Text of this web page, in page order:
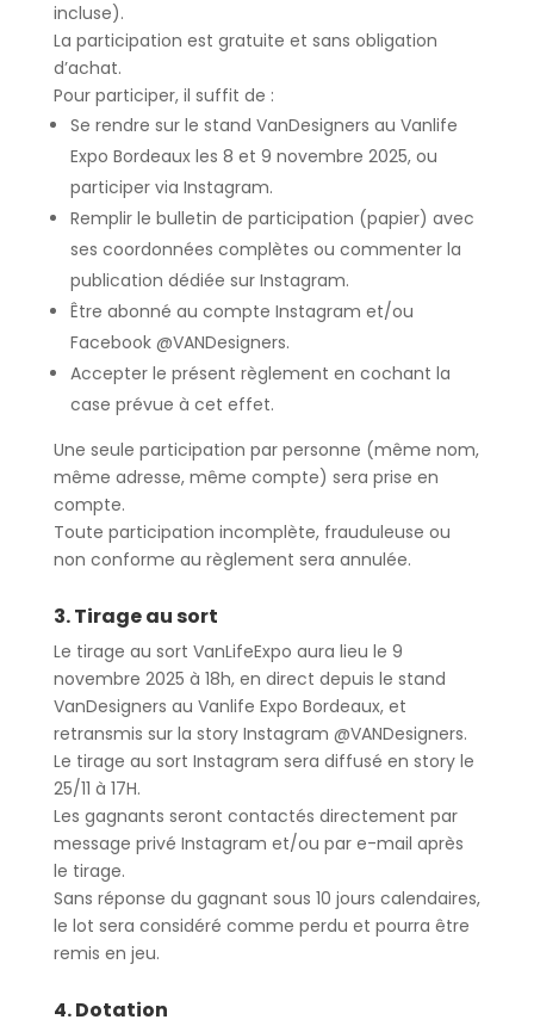
incluse).
La participation est gratuite et sans obligation
d’achat.
Pour participer, il suffit de :
Se rendre sur le stand VanDesigners au Vanlife
Expo Bordeaux les 8 et 9 novembre 2025, ou
participer via Instagram.
Remplir le bulletin de participation (papier) avec
ses coordonnées complètes ou commenter la
publication dédiée sur Instagram.
Être abonné au compte Instagram et/ou
Facebook @VANDesigners.
Accepter le présent règlement en cochant la
case prévue à cet effet.
Une seule participation par personne (même nom,
même adresse, même compte) sera prise en
compte.
Toute participation incomplète, frauduleuse ou
non conforme au règlement sera annulée.
3. Tirage au sort
Le tirage au sort VanLifeExpo aura lieu le 9
novembre 2025 à 18h, en direct depuis le stand
VanDesigners au Vanlife Expo Bordeaux, et
retransmis sur la story Instagram @VANDesigners.
Le tirage au sort Instagram sera diffusé en story le
25/11 à 17H.
Les gagnants seront contactés directement par
message privé Instagram et/ou par e-mail après
le tirage.
Sans réponse du gagnant sous 10 jours calendaires,
le lot sera considéré comme perdu et pourra être
remis en jeu.
4. Dotation